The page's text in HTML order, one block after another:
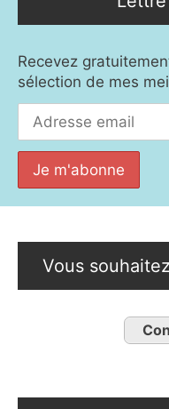
Recevez
sélection de mes
Vous